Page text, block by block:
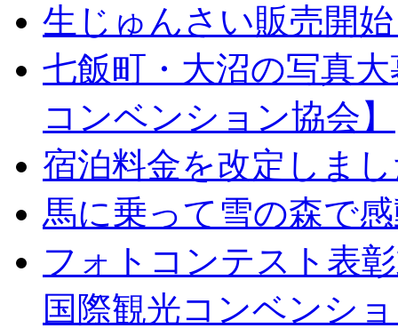
生じゅんさい販売開
七飯町・大沼の写真
コンベンション協会】
宿泊料金を改定しま
馬に乗って雪の森で
フォトコンテスト表
国際観光コンベンシ